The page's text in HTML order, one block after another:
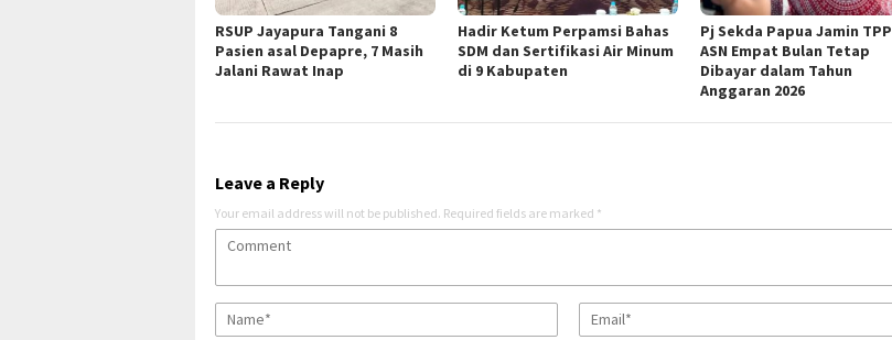
RSUP Jayapura Tangani 8
Pasien asal Depapre, 7 Masih
Jalani Rawat Inap
Hadir Ketum Perpamsi Bahas
SDM dan Sertifikasi Air Minum
di 9 Kabupaten
Pj Sekda Papua Jamin TPP
ASN Empat Bulan Tetap
Dibayar dalam Tahun
Anggaran 2026
Leave a Reply
Your email address will not be published. Required fields are marked *